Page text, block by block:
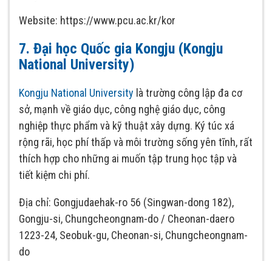
Website: https://www.pcu.ac.kr/kor
7. Đại học Quốc gia Kongju (Kongju
National University)
Kongju National University là trường công lập đa cơ
sở, mạnh về giáo dục, công nghệ giáo dục, công
nghiệp thực phẩm và kỹ thuật xây dựng. Ký túc xá
rộng rãi, học phí thấp và môi trường sống yên tĩnh, rất
thích hợp cho những ai muốn tập trung học tập và
tiết kiệm chi phí.
Địa chỉ: Gongjudaehak-ro 56 (Singwan-dong 182),
Gongju-si, Chungcheongnam-do / Cheonan-daero
1223-24, Seobuk-gu, Cheonan-si, Chungcheongnam-
do